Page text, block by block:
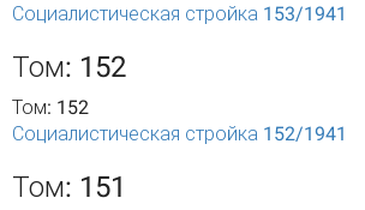
Социалистическая стройка 153/1941
Том: 152
Том: 152
Социалистическая стройка 152/1941
Том: 151